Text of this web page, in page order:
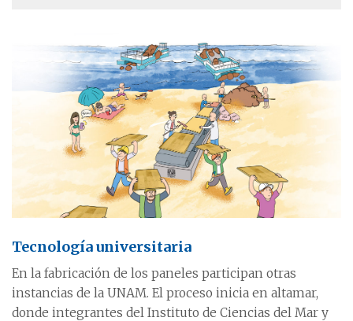
Tecnología universitaria
En la fabricación de los paneles participan otras
instancias de la UNAM. El proceso inicia en altamar,
donde integrantes del Instituto de Ciencias del Mar y